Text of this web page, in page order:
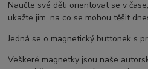
Naučte své děti orientovat se v
ukažte jim, na co se mohou těšit
Jedná se o magnetický buttonek s
Veškeré magnetky jsou naše